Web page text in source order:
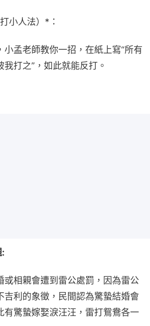
小人法）*：
小孟老師教你一招，在紙上寫“所有
打之”，如此就能反打。
或相親會遭到雷公處罰，因為雷公
吉利的象徵，民間認為驚蟄結婚會
有驚蟄嫁娶淚汪汪，雷打鴛鴦各一